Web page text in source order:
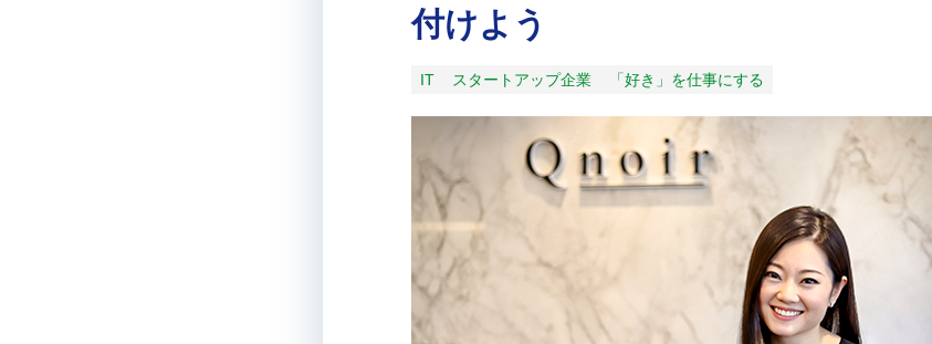
付けよう
IT スタートアップ企業 「好き」を仕事にする